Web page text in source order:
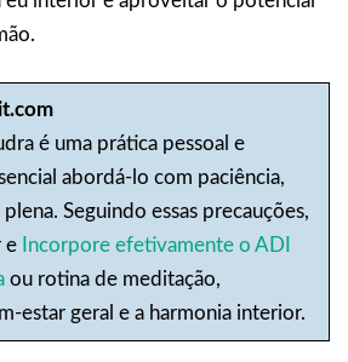
é uma prática pessoal e
abordá-lo com paciência,
Seguindo essas precauções,
e Incorpore efetivamente o ADI
ou rotina de meditação,
estar geral e a harmonia interior.